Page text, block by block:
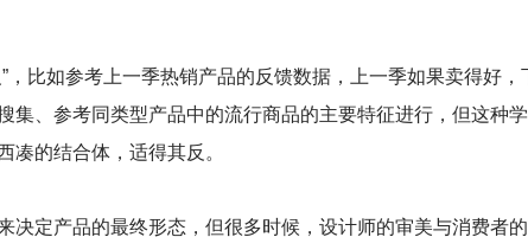
，比如参考上一季热销产品的反馈数据，上一季如果卖得好
集、参考同类型产品中的流行商品的主要特征进行，但这种
凑的结合体，适得其反。
决定产品的最终形态，但很多时候，设计师的审美与消费者